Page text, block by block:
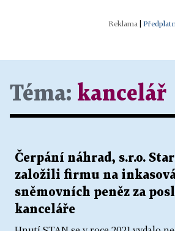
Téma: kancelář
Čerpání náhrad, s.r.o.
založili firmu na
sněmovních peněz za
kanceláře